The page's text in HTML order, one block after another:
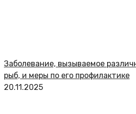
Заболевание, вызываемое
рыб, и меры по его профилактике
20.11.2025